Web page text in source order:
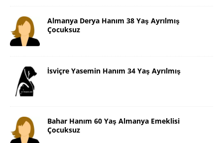
Almanya Derya Hanım 38 Yaş Ayrılmış
Çocuksuz
İsviçre Yasemin Hanım 34 Yaş Ayrılmış
Bahar Hanım 60 Yaş Almanya Emeklisi
Çocuksuz